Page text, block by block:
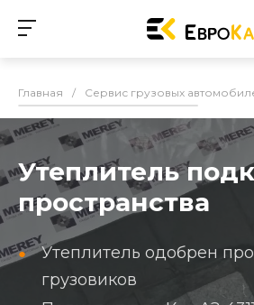
Главная / Сервис грузовых
Утеплитель
пространства
Утеплитель одобрен
грузовиков